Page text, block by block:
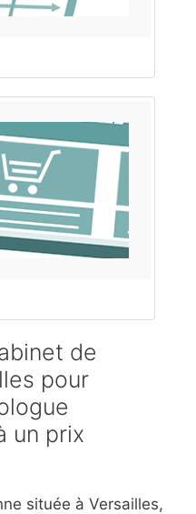
de
pour
un prix
située à Versailles,